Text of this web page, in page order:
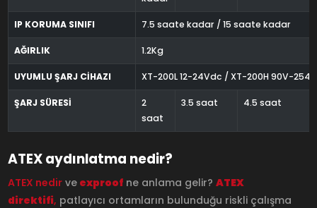
IP KORUMA SINIFI 7.5 saate kadar / 15 saate kadar
AĞIRLIK 1.2Kg
UYUMLU ŞARJ CİHAZI XT-200L 12-24Vdc / XT-200H 90V-
ŞARJ SÜRESİ
2
saat
3.5 saat 4.5 saat
ATEX aydınlatma nedir?
ATEX nedir ve exproof ne anlama gelir?ATEX
direktifi, patlayıcı ortamların bulunduğu riskli çalışma